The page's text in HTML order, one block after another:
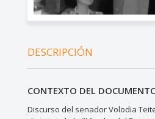
DESCRIPCIÓN
CONTEXTO DEL
Discurso del senador Volodia